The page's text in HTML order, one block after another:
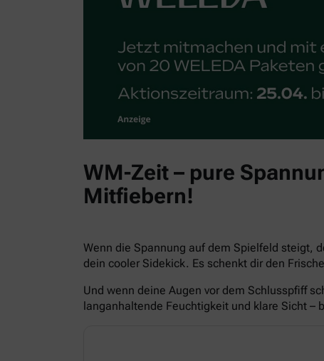
WM-Zeit – pure
Mitfiebern!
Wenn die Spannung auf dem Spielfeld steigt,
dein cooler Sidekick. Es schenkt dir den
Und wenn deine Augen vor dem Schlusspfiff
langanhaltende Feuchtigkeit und klare Sicht –